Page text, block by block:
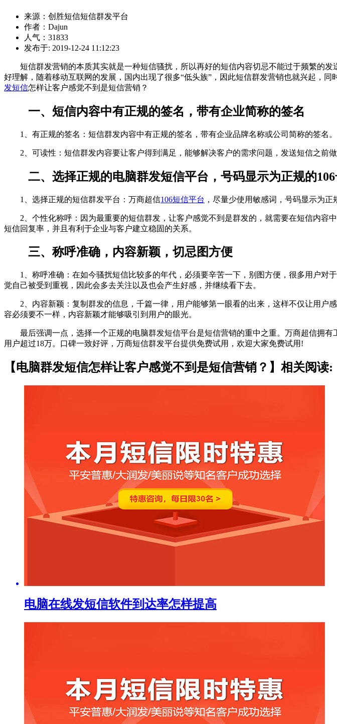
来源：创胜短信短信群发平台
作者：Dajun
人气：31833
发布于: 2019-12-24 11:12:23
短信群发营销的本质其实就是一种短信骚扰，所以再好的短信内容切忌不能过于频繁的发
好理解，随着移动互联网的发展，国内出现了很多“低头族”，因此短信群发营销也就兴起，
发短信怎样让客户感觉不到是短信营销？
一、短信内容中有正规的签名，带有企业简称的签名
1、有正规的签名：短信群发内容中有正规的签名，带有企业品牌名称或公司简称的签名。
2、可读性：短信群发内容要让客户得到满足，能够解决客户的需求问题，发送短信之前做
二、选择正规的电脑群发短信平台，号码显示为正规的106
1、选择正规的短信群发平台：万商超信106短信平台 ，尽量少使用敏感词，号码显示为正
2、个性化称呼：因为最重要的短信群发，让客户感觉不到是群发的，就需要在短信内容
短信回复率，并且有利于企业与客户建立稳固的关系。
三、称呼准确，内容新颖，切忌图方便
1、称呼准确：在如今骚扰短信比较多的年代，必须要辛苦一下，别图方便，很多用户对
觉自己被受到重视，因此会多去关注以及也会产生好感，并继续看下去。
2、内容新颖：复制群发的信息，千篇一律，用户能够第一眼看的出来，这样不仅让用户
容必须要不一样，内容新颖才能够吸引到用户的眼光。
最后强调一点，选择一个正规的电脑群发短信平台是短信营销的重中之重。万商超信拥有
用户超过18万。口碑一致好评，万商短信群发平台提供免费试用，欢迎大家免费试用!
【电脑群发短信怎样让客户感觉不到是短信营销？】相关阅读:
电脑在线发短信软件到达率怎样提高